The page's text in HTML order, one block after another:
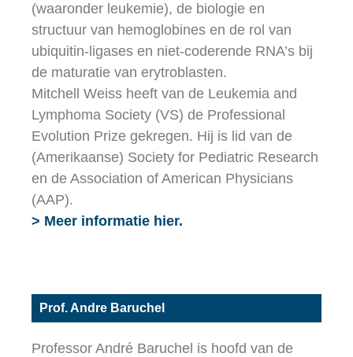
(waaronder leukemie), de biologie en
structuur van hemoglobines en de rol van
ubiquitin-ligases en niet-coderende RNA’s bij
de maturatie van erytroblasten.
Mitchell Weiss heeft van de Leukemia and
Lymphoma Society (VS) de Professional
Evolution Prize gekregen. Hij is lid van de
(Amerikaanse) Society for Pediatric Research
en de Association of American Physicians
(AAP).
> Meer informatie hier.
Prof. Andre Baruchel
Professor André Baruchel is hoofd van de